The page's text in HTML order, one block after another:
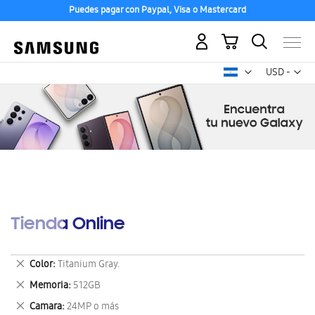
Puedes pagar con Paypal, Visa o Mastercard
USD -
dólar
Mi carrito
Tienda Online
Color Titanium Gray.
Eliminar
este
artículo
Memoria 512GB
Eliminar
este
Camara 24MP o más
Eliminar